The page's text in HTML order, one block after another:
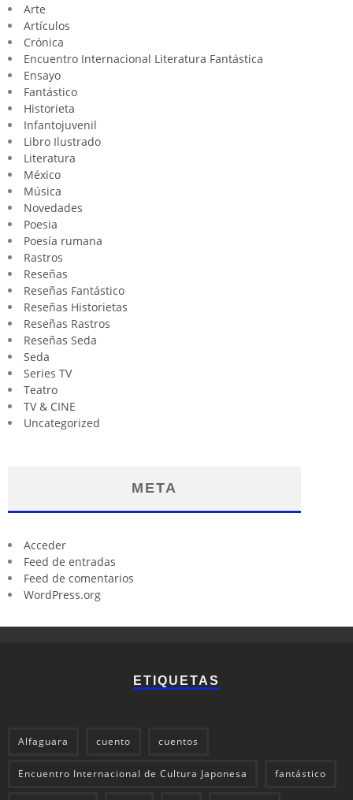
Arte
Artículos
Crónica
Encuentro Internacional Literatura Fantástica
Ensayo
Fantástico
Historieta
Infantojuvenil
Libro Ilustrado
Literatura
México
Música
Novedades
Poesia
Poesía rumana
Rastros
Reseñas
Reseñas Fantástico
Reseñas Historietas
Reseñas Rastros
Reseñas Seda
Seda
Series TV
Teatro
TV & CINE
Uncategorized
META
Acceder
Feed de entradas
Feed de comentarios
WordPress.org
ETIQUETAS
Alfaguara cuento cuentos
Encuentro Internacional de Cultura Japonesa fantástico